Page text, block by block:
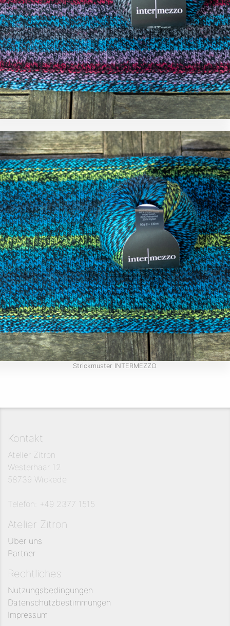
Strickmuster INTERMEZZO
Kontakt
Atelier Zitron
Westerhaar 12
58739 Wickede
Telefon: +49 2377 1515
Atelier Zitron
Über uns
Partner
Rechtliches
Nutzungsbedingungen
Datenschutzbestimmungen
Impressum